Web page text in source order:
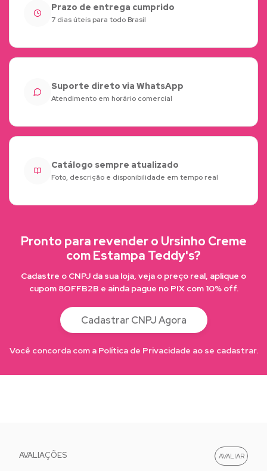
Prazo de entrega cumprido
7 dias úteis para todo Brasil
Suporte direto via WhatsApp
Atendimento em horário comercial
Catálogo sempre atualizado
Foto, descrição e disponibilidade em tempo real
Pronto para revender o Ursinho Creme
com Estampa Teddy's?
Cadastre o CNPJ da sua loja, veja o preço real, aplique o
cupom 8OFFB2B e ainda pague no PIX com 10% off.
Cadastrar CNPJ Agora
Você concorda com a Política de Privacidade ao se cadastrar.
AVALIAÇÕES